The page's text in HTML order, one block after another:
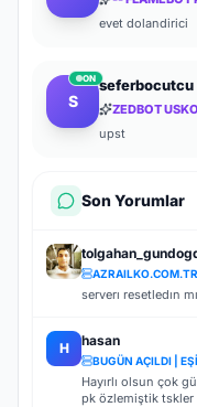
evet dolandirici
S
ON seferbocutcu
ZEDBOT
upst
Son Yorumlar
serverı resetledın
H hasan
Hayırlı olsun çok
pk özlemiştik tskler